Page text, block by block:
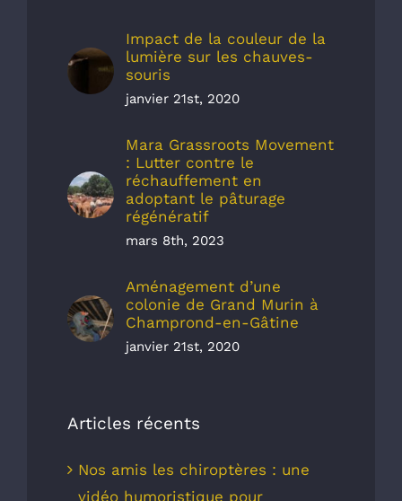
Impact de la couleur de la
lumière sur les chauves-
souris
janvier 21st, 2020
Mara Grassroots Movement
: Lutter contre le
réchauffement en
adoptant le pâturage
régénératif
mars 8th, 2023
Aménagement d’une
colonie de Grand Murin à
Champrond-en-Gâtine
janvier 21st, 2020
Articles récents
Nos amis les chiroptères : une
vidéo humoristique pour